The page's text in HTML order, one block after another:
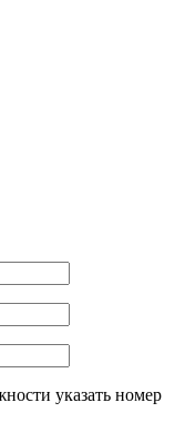
указать номер